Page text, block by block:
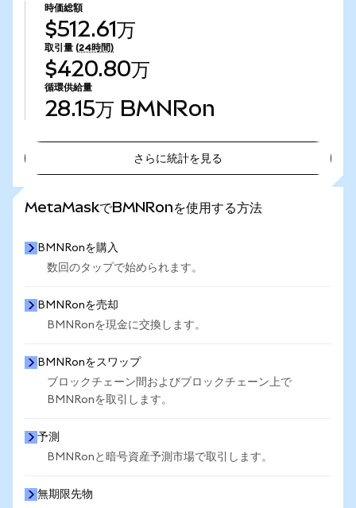
時価総額
$512.61万
取引量 (24時間)
$420.80万
循環供給量
28.15万 BMNRon
さらに統計を見る
MetaMaskでBMNRonを使用する方法
BMNRonを購入
数回のタップで始められます。
BMNRonを売却
BMNRonを現金に交換します。
BMNRonをスワップ
ブロックチェーン間およびブロックチェーン上で
BMNRonを取引します。
予測
BMNRonと暗号資産予測市場で取引します。
無期限先物